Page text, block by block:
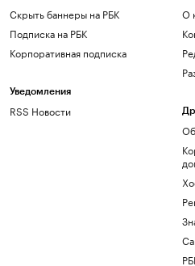
Скрыть баннеры на РБК
Подписка на РБК
Корпоративная подписка
Уведомления
RSS Новости
О